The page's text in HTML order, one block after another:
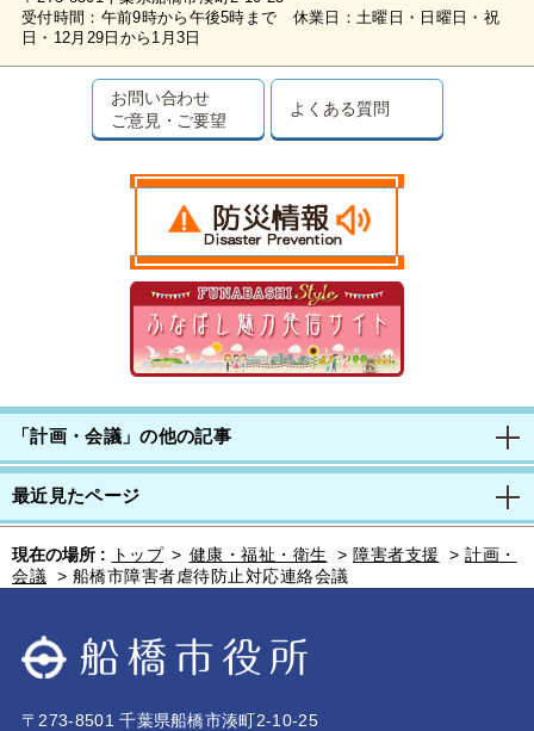
受付時間：午前9時から午後5時まで 休業日：土曜日・日曜日・祝
日・12月29日から1月3日
お問い合わせ
ご意見・ご要望
よくある質問
「計画・会議」の他の記事
最近見たページ
現在の場所 : トップ > 健康・福祉・衛生 > 障害者支援 > 計画・
会議
> 船橋市障害者虐待防止対応連絡会議
〒273-8501 千葉県船橋市湊町2-10-25